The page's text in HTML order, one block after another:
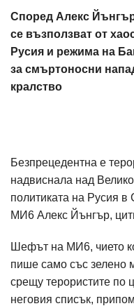
Според Алекс
се възползват от
Русия и режима на
за смъртоносни
кралство
Безпрецедентна е
надвиснала над
политиката на Русия
МИ6 Алекс Йънгър,
Шефът на МИ6, чието
пише само със зелено
срещу терористите по
неговия списък,